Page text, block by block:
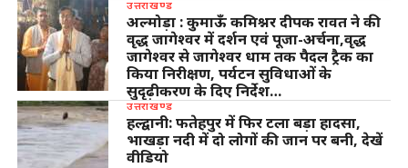
उत्तराखण्ड
अल्मोड़ा : कुमाऊँ कमिश्नर दीपक रावत ने की
वृद्ध जागेश्वर में दर्शन एवं पूजा-अर्चना,वृद्ध
जागेश्वर से जागेश्वर धाम तक पैदल ट्रैक का
किया निरीक्षण, पर्यटन सुविधाओं के
सुदृढ़ीकरण के दिए निर्देश…
उत्तराखण्ड
हल्द्वानी: फतेहपुर में फिर टला बड़ा हादसा,
भाखड़ा नदी में दो लोगों की जान पर बनी, देखें
वीडियो